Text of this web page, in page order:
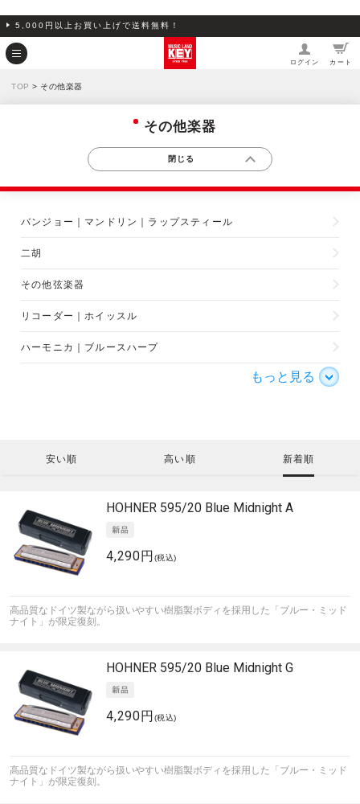
5,000円以上お買い上げで送料無料！
ログイン カート
TOP > その他楽器
その他楽器
バンジョー｜マンドリン｜ラップスティール
二胡
その他弦楽器
リコーダー｜ホイッスル
ハーモニカ｜ブルースハープ
もっと見る
安い順 高い順 新着順
HOHNER 595/20 Blue Midnight A
4,290円 (税込)
高品質なドイツ製ながら扱いやすい樹脂製ボディを採用した「ブルー・ミッド
ナイト」が限定復刻。
HOHNER 595/20 Blue Midnight G
4,290円 (税込)
高品質なドイツ製ながら扱いやすい樹脂製ボディを採用した「ブルー・ミッド
ナイト」が限定復刻。